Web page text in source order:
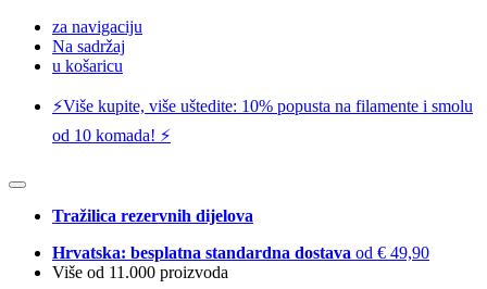
za navigaciju
Na sadržaj
u košaricu
⚡️Više kupite, više uštedite: 10% popusta na filamente i smolu
od 10 komada! ⚡️
Tražilica rezervnih dijelova
Hrvatska: besplatna standardna dostava od € 49,90
Više od 11.000 proizvoda